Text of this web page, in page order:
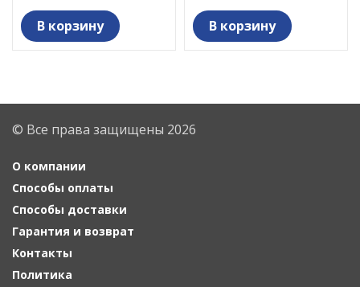
В корзину В корзину
© Все права защищены 2026
О компании
Способы оплаты
Способы доставки
Гарантия и возврат
Контакты
Политика